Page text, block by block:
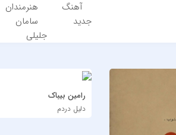
آهنگ
جدید
هنرمندان
سامان
جلیلی
رامین بیباک
دلیل دردم